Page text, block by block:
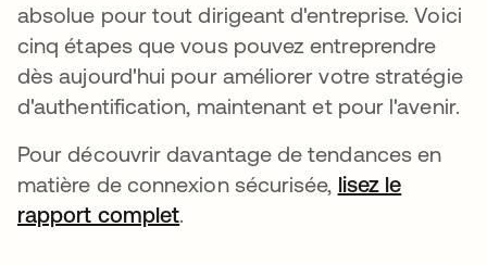
absolue pour tout dirigeant d'entreprise. Voici
cinq étapes que vous pouvez entreprendre
dès aujourd'hui pour améliorer votre stratégie
d'authentification, maintenant et pour l'avenir.
Pour découvrir davantage de tendances en
matière de connexion sécurisée, lisez le
rapport complet.